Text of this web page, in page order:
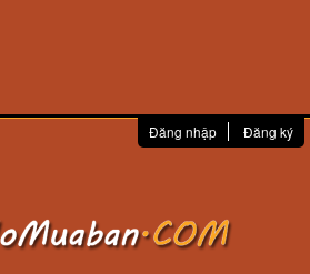
Đăng nhập Đăng ký